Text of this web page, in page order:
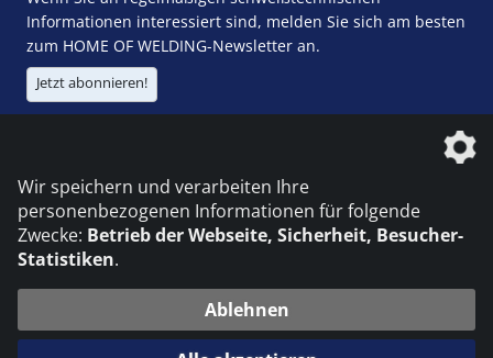
Informationen interessiert sind, melden Sie sich am besten
zum HOME OF WELDING-Newsletter an.
Jetzt abonnieren!
Die DVS Media GmbH ist ein Unternehmen der
© 2026 DVS Media GmbH
Wir speichern und verarbeiten Ihre
personenbezogenen Informationen für folgende
Zwecke: Betrieb der Webseite, Sicherheit, Besucher-
Statistiken.
Ablehnen